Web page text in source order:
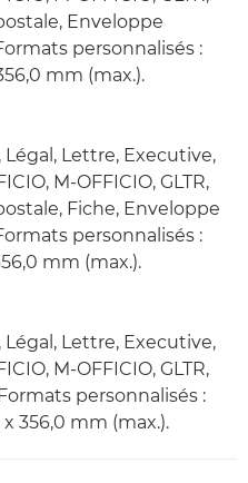
Enveloppe
personnalisés :
mm (max.).
Légal, Lettre, Executive,
M-OFFICIO, GLTR,
Fiche, Enveloppe
personnalisés :
mm (max.).
Légal, Lettre, Executive,
M-OFFICIO, GLTR,
personnalisés :
356,0 mm (max.).